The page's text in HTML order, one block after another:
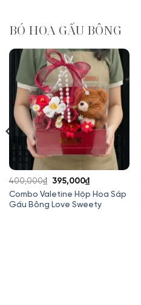
BÓ HOA GẤU BÔNG
Combo Valetine Hộp Hoa Sáp
Gấu Bông Love Sweety
400,000₫
Giá
gốc
là:
395,000₫Giá
hiện
tại